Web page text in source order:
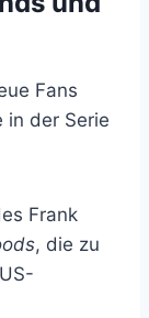
Fans
in der Serie
Frank
, die zu